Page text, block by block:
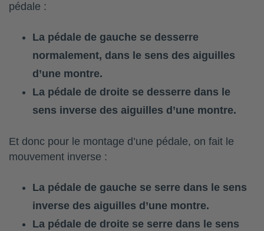
pédale :
La pédale de gauche se desserre
normalement, dans le sens des aiguilles
d’une montre.
La pédale de droite se desserre dans le
sens inverse des aiguilles d’une montre.
Et donc pour le montage d’une pédale, on fait le
mouvement inverse :
La pédale de gauche se serre dans le sens
inverse des aiguilles d’une montre.
La pédale de droite se serre dans le sens